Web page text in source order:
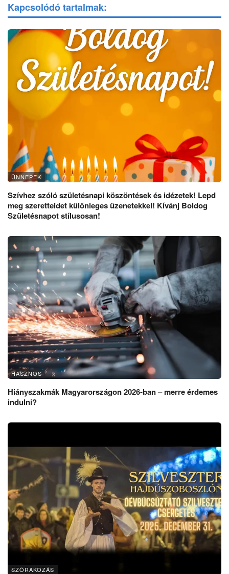
Kapcsolódó tartalmak:
ÜNNEPEK
Szívhez szóló születésnapi köszöntések és idézetek! Lepd
meg szeretteidet különleges üzenetekkel! Kívánj Boldog
Születésnapot stílusosan!
HASZNOS
Hiányszakmák Magyarországon 2026-ban – merre érdemes
indulni?
SZÓRAKOZÁS